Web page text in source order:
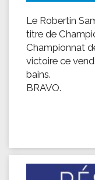
Le Robertin
titre de
Championnat
victoire ce
bains.
BRAVO.